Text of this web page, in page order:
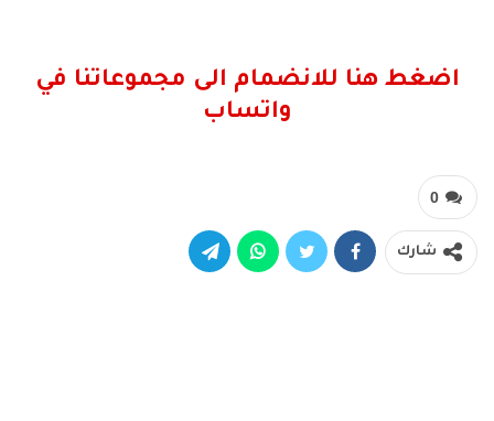
اضغط هنا للانضمام الى مجموعاتنا في
واتساب
0
شارك